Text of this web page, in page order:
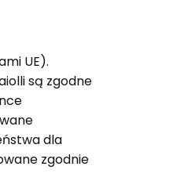
UE).
są zgodne
dla
zgodnie